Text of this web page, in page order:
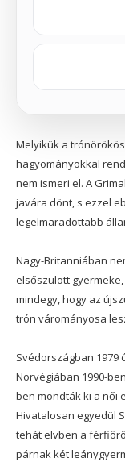
Melyikük a
hagyományokkal
nem ismeri el. A
javára dönt, s ezzel
legelmaradottabb
Nagy-Britanniában
elsőszülött
mindegy, hogy az
trón várományosa
Svédországban 1979
Norvégiában 1990-
ben mondták ki a női
Hivatalosan egyedül
tehát elvben a
párnak két